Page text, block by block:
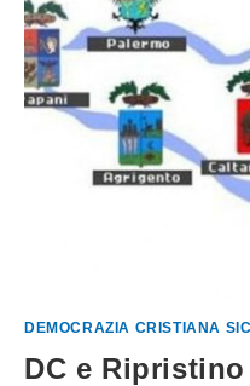
DEMOCRAZIA CRISTIANA
DC e